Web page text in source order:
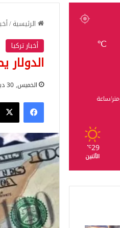
الرئيسية/
أخبار تركيا
الخميس, 30 ديسمبر, 2021
فيسبوك
℃
29
℃
الأثنين